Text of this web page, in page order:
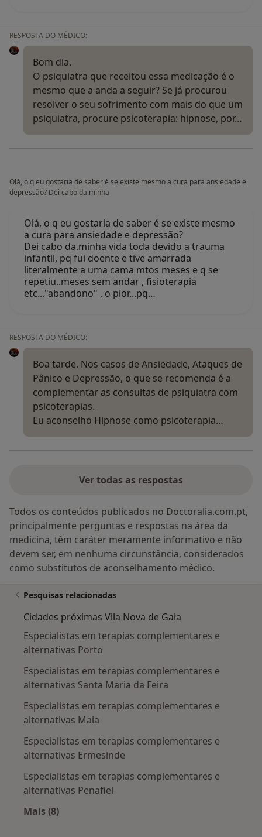
RESPOSTA DO MÉDICO:
Bom dia.
O psiquiatra que receitou essa medicação é o
mesmo que a anda a seguir? Se já procurou
resolver o seu sofrimento com mais do que um
psiquiatra, procure psicoterapia: hipnose, por…
Olá, o q eu gostaria de saber é se existe mesmo a cura para ansiedade e
depressão? Dei cabo da.minha
Olá, o q eu gostaria de saber é se existe mesmo
a cura para ansiedade e depressão?
Dei cabo da.minha vida toda devido a trauma
infantil, pq fui doente e tive amarrada
literalmente a uma cama mtos meses e q se
repetiu..meses sem andar , fisioterapia
etc..."abandono" , o pior...pq…
RESPOSTA DO MÉDICO:
Boa tarde. Nos casos de Ansiedade, Ataques de
Pânico e Depressão, o que se recomenda é a
complementar as consultas de psiquiatra com
psicoterapias.
Eu aconselho Hipnose como psicoterapia…
Ver todas as respostas
Todos os conteúdos publicados no Doctoralia.com.pt,
principalmente perguntas e respostas na área da
medicina, têm caráter meramente informativo e não
devem ser, em nenhuma circunstância, considerados
como substitutos de aconselhamento médico.
Pesquisas relacionadas
Cidades próximas Vila Nova de Gaia
Especialistas em terapias complementares e
alternativas Porto
Especialistas em terapias complementares e
alternativas Santa Maria da Feira
Especialistas em terapias complementares e
alternativas Maia
Especialistas em terapias complementares e
alternativas Ermesinde
Especialistas em terapias complementares e
alternativas Penafiel
Mais (8)